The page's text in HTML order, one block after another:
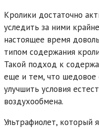
Кролики достаточно
уследить за ними
настоящее время
типом содержания
Такой подход к
еще и тем, что шедовое
улучшить условия
воздухообмена.
Ультрафиолет, который